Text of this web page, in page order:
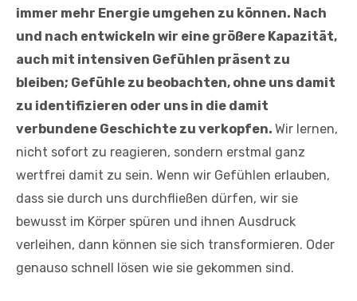
immer mehr Energie umgehen zu können. Nach
und nach entwickeln wir eine größere Kapazität,
auch mit intensiven Gefühlen präsent zu
bleiben; Gefühle zu beobachten, ohne uns damit
zu identifizieren oder uns in die damit
verbundene Geschichte zu verkopfen. Wir lernen,
nicht sofort zu reagieren, sondern erstmal ganz
wertfrei damit zu sein. Wenn wir Gefühlen erlauben,
dass sie durch uns durchfließen dürfen, wir sie
bewusst im Körper spüren und ihnen Ausdruck
verleihen, dann können sie sich transformieren. Oder
genauso schnell lösen wie sie gekommen sind.